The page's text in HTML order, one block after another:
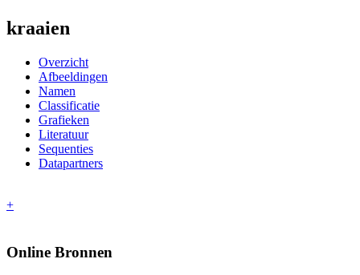
kraaien
Overzicht
Afbeeldingen
Namen
Classificatie
Grafieken
Literatuur
Sequenties
Datapartners
+
Online Bronnen